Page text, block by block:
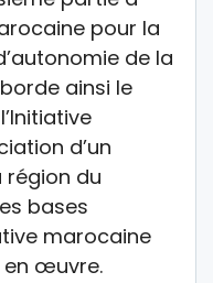
pour la
de la
ainsi le
d’un
région du
bases
marocaine
en œuvre.